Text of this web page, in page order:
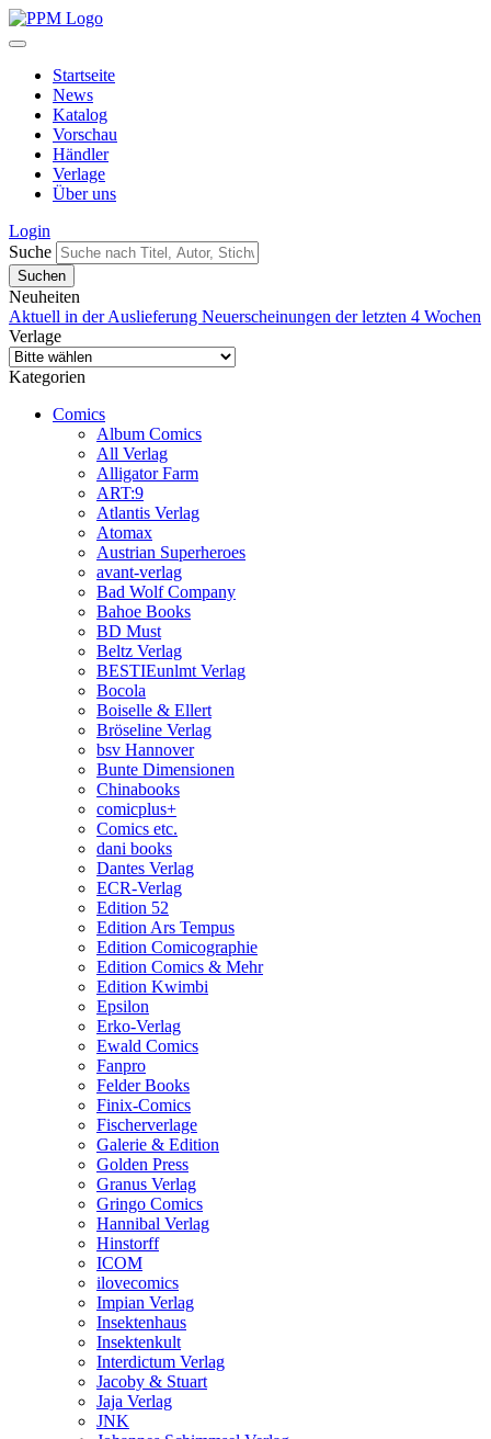
Startseite
News
Katalog
Vorschau
Händler
Verlage
Über uns
Login
Suche
Neuheiten
Aktuell in der Auslieferung Neuerscheinungen der letzten 4 Wochen
Verlage
Kategorien
Comics
Album Comics
All Verlag
Alligator Farm
ART:9
Atlantis Verlag
Atomax
Austrian Superheroes
avant-verlag
Bad Wolf Company
Bahoe Books
BD Must
Beltz Verlag
BESTIEunlmt Verlag
Bocola
Boiselle & Ellert
Bröseline Verlag
bsv Hannover
Bunte Dimensionen
Chinabooks
comicplus+
Comics etc.
dani books
Dantes Verlag
ECR-Verlag
Edition 52
Edition Ars Tempus
Edition Comicographie
Edition Comics & Mehr
Edition Kwimbi
Epsilon
Erko-Verlag
Ewald Comics
Fanpro
Felder Books
Finix-Comics
Fischerverlage
Galerie & Edition
Golden Press
Granus Verlag
Gringo Comics
Hannibal Verlag
Hinstorff
ICOM
ilovecomics
Impian Verlag
Insektenhaus
Insektenkult
Interdictum Verlag
Jacoby & Stuart
Jaja Verlag
JNK